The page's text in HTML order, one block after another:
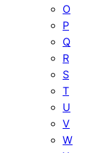
O
P
Q
R
S
T
U
V
W